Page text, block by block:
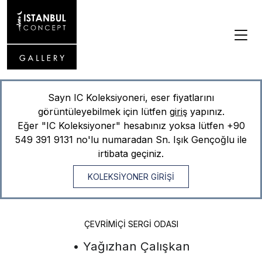
Sayn IC Koleksiyoneri, eser fiyatlarını
görüntüleyebilmek için lütfen girişyapınız.
Eğer "IC Koleksiyoner" hesabınız yoksa lütfen +90
549 391 9131 no'lu numaradan Sn. Işık Gençoğlu ile
irtibata geçiniz.
KOLEKSİYONER GİRİŞİ
ÇEVRIMIÇI SERGI ODASI
• Yağızhan Çalışkan